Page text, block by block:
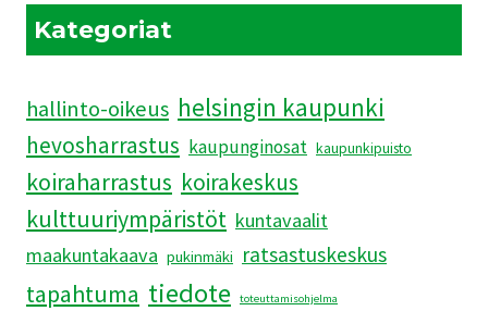
JÄRKYTTIVÄT
Kategoriat
hallinto-oikeus helsingin kaupunki
hevosharrastus kaupunginosat kaupunkipuisto
koiraharrastus koirakeskus
kulttuuriympäristöt kuntavaalit
maakuntakaava pukinmäki ratsastuskeskus
tapahtuma tiedote toteuttamisohjelma